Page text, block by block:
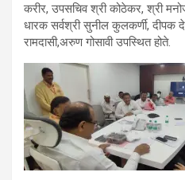
करीर, उपसचिव श्री कोठेकर, श्री
धारक सर्वश्री सुनील कुलकर्णी, दीपक
रामदासी,अरुण गोसावी उपस्थित होते.